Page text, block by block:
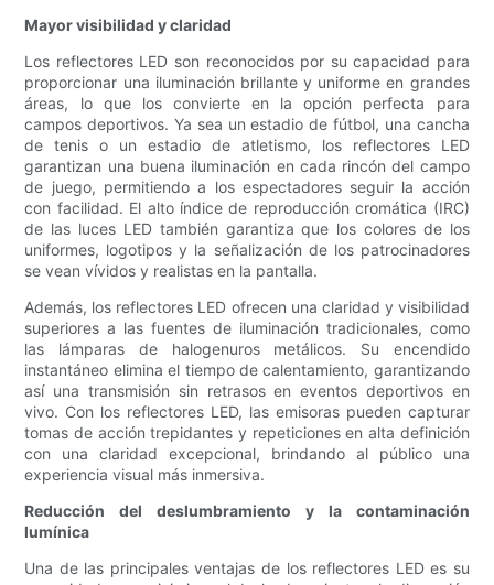
Mayor visibilidad y claridad
Los reflectores LED son reconocidos por su capacidad para
proporcionar una iluminación brillante y uniforme en grandes
áreas, lo que los convierte en la opción perfecta para
campos deportivos. Ya sea un estadio de fútbol, ​​una cancha
de tenis o un estadio de atletismo, los reflectores LED
garantizan una buena iluminación en cada rincón del campo
de juego, permitiendo a los espectadores seguir la acción
con facilidad. El alto índice de reproducción cromática (IRC)
de las luces LED también garantiza que los colores de los
uniformes, logotipos y la señalización de los patrocinadores
se vean vívidos y realistas en la pantalla.
Además, los reflectores LED ofrecen una claridad y visibilidad
superiores a las fuentes de iluminación tradicionales, como
las lámparas de halogenuros metálicos. Su encendido
instantáneo elimina el tiempo de calentamiento, garantizando
así una transmisión sin retrasos en eventos deportivos en
vivo. Con los reflectores LED, las emisoras pueden capturar
tomas de acción trepidantes y repeticiones en alta definición
con una claridad excepcional, brindando al público una
experiencia visual más inmersiva.
Reducción del deslumbramiento y la contaminación
lumínica
Una de las principales ventajas de los reflectores LED es su